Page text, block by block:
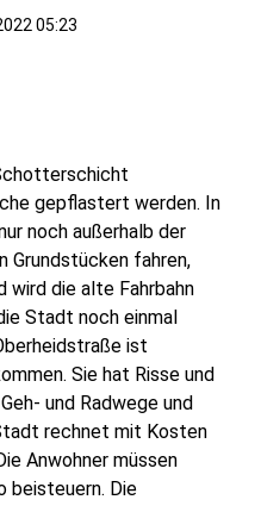
05:23
gepflastert werden. In
noch außerhalb der
Grundstücken fahren,
wird die alte Fahrbahn
Stadt noch einmal
ist
Sie hat Risse und
und Radwege und
rechnet mit Kosten
Anwohner müssen
beisteuern. Die